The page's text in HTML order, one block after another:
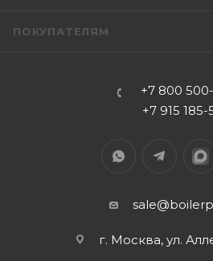
ПОКУПАТЕЛЯМ
+7 800 500-
+7 915 185-
г. Москва, ул.